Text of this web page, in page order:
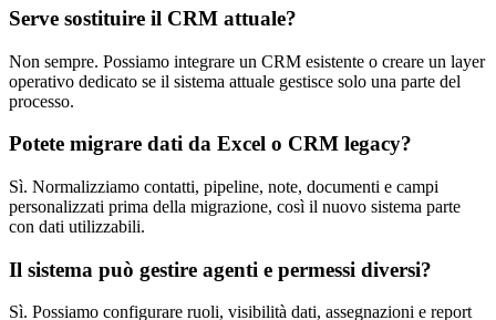
Serve sostituire il CRM attuale?
Non sempre. Possiamo integrare un CRM esistente o creare un layer
operativo dedicato se il sistema attuale gestisce solo una parte del
processo.
Potete migrare dati da Excel o CRM legacy?
Sì. Normalizziamo contatti, pipeline, note, documenti e campi
personalizzati prima della migrazione, così il nuovo sistema parte
con dati utilizzabili.
Il sistema può gestire agenti e permessi diversi?
Sì. Possiamo configurare ruoli, visibilità dati, assegnazioni e report